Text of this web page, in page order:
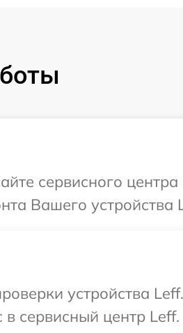
сервисного
Вашего устройства
устройства
сервисный центр Leff.